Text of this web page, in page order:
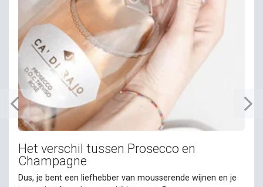
Het verschil tussen Prosecco en
Champagne
Dus, je bent een liefhebber van mousserende wijnen en je